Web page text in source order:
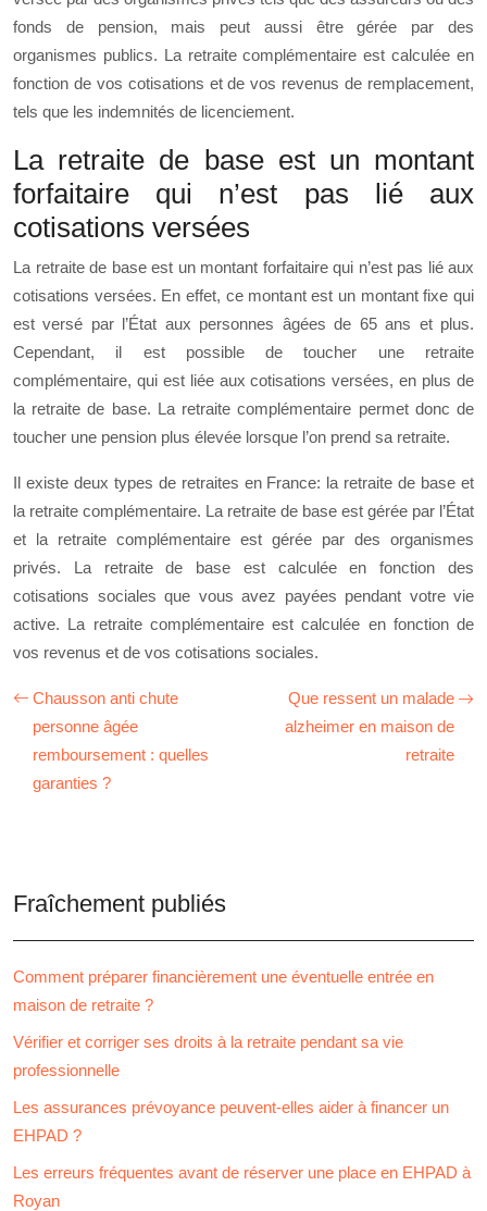
fonds de pension, mais peut aussi être gérée par des
organismes publics. La retraite complémentaire est calculée en
fonction de vos cotisations et de vos revenus de remplacement,
tels que les indemnités de licenciement.
La retraite de base est un montant
forfaitaire qui n’est pas lié aux
cotisations versées
La retraite de base est un montant forfaitaire qui n’est pas lié aux
cotisations versées. En effet, ce montant est un montant fixe qui
est versé par l’État aux personnes âgées de 65 ans et plus.
Cependant, il est possible de toucher une retraite
complémentaire, qui est liée aux cotisations versées, en plus de
la retraite de base. La retraite complémentaire permet donc de
toucher une pension plus élevée lorsque l’on prend sa retraite.
Il existe deux types de retraites en France: la retraite de base et
la retraite complémentaire. La retraite de base est gérée par l’État
et la retraite complémentaire est gérée par des organismes
privés. La retraite de base est calculée en fonction des
cotisations sociales que vous avez payées pendant votre vie
active. La retraite complémentaire est calculée en fonction de
vos revenus et de vos cotisations sociales.
Chausson anti chute
personne âgée
remboursement : quelles
garanties ?
Que ressent un malade
alzheimer en maison de
retraite
Fraîchement publiés
Comment préparer financièrement une éventuelle entrée en
maison de retraite ?
Vérifier et corriger ses droits à la retraite pendant sa vie
professionnelle
Les assurances prévoyance peuvent-elles aider à financer un
EHPAD ?
Les erreurs fréquentes avant de réserver une place en EHPAD à
Royan